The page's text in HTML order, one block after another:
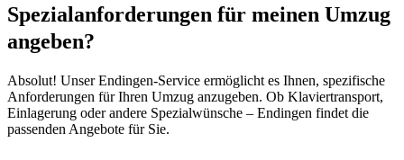
Spezialanforderungen für meinen Umzug
angeben?
Absolut! Unser Endingen-Service ermöglicht es Ihnen, spezifische
Anforderungen für Ihren Umzug anzugeben. Ob Klaviertransport,
Einlagerung oder andere Spezialwünsche – Endingen findet die
passenden Angebote für Sie.